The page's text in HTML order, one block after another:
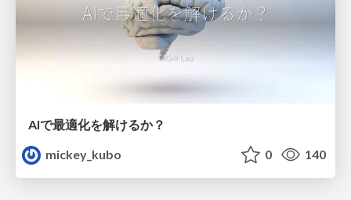
AIで最適化を解けるか？
mickey_kubo
0 140